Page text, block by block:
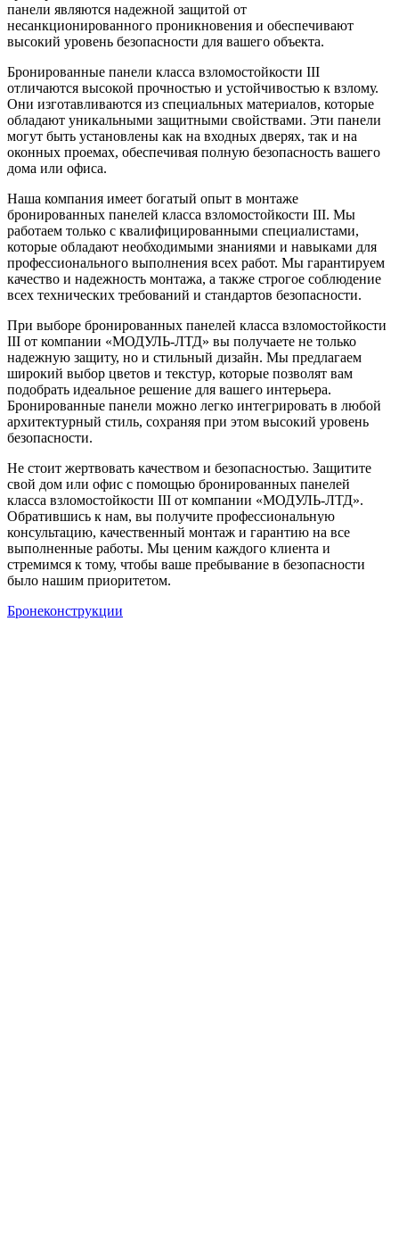
панели являются надежной защитой от
несанкционированного проникновения и обеспечивают
высокий уровень безопасности для вашего объекта.
Бронированные панели класса взломостойкости III
отличаются высокой прочностью и устойчивостью к взлому.
Они изготавливаются из специальных материалов, которые
обладают уникальными защитными свойствами. Эти панели
могут быть установлены как на входных дверях, так и на
оконных проемах, обеспечивая полную безопасность вашего
дома или офиса.
Наша компания имеет богатый опыт в монтаже
бронированных панелей класса взломостойкости III. Мы
работаем только с квалифицированными специалистами,
которые обладают необходимыми знаниями и навыками для
профессионального выполнения всех работ. Мы гарантируем
качество и надежность монтажа, а также строгое соблюдение
всех технических требований и стандартов безопасности.
При выборе бронированных панелей класса взломостойкости
III от компании «МОДУЛЬ-ЛТД» вы получаете не только
надежную защиту, но и стильный дизайн. Мы предлагаем
широкий выбор цветов и текстур, которые позволят вам
подобрать идеальное решение для вашего интерьера.
Бронированные панели можно легко интегрировать в любой
архитектурный стиль, сохраняя при этом высокий уровень
безопасности.
Не стоит жертвовать качеством и безопасностью. Защитите
свой дом или офис с помощью бронированных панелей
класса взломостойкости III от компании «МОДУЛЬ-ЛТД».
Обратившись к нам, вы получите профессиональную
консультацию, качественный монтаж и гарантию на все
выполненные работы. Мы ценим каждого клиента и
стремимся к тому, чтобы ваше пребывание в безопасности
было нашим приоритетом.
Бронеконструкции